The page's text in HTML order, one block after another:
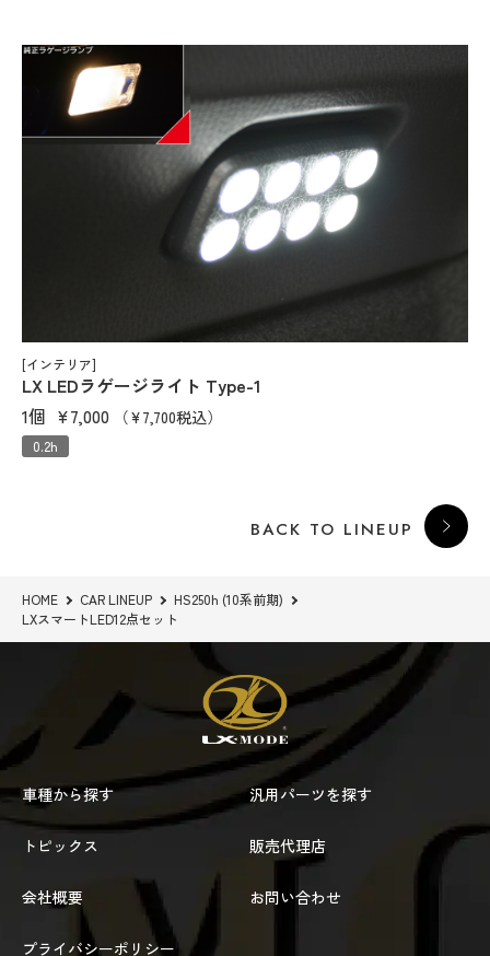
[インテリア]
LX LEDラゲージライト Type-1
1個 ¥7,000 （¥7,700税込）
0.2h
BACK TO LINEUP
HOME CAR LINEUP
HS250h (10系前期)
LXスマートLED12点セット
車種から探す 汎用パーツを探す
トピックス 販売代理店
会社概要 お問い合わせ
プライバシーポリシー